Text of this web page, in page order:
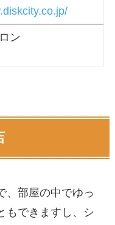
ン
、部屋の中でゆっ
もできますし、シ